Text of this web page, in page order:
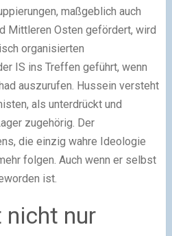
maßgeblich auch
Mittleren Osten gefördert, wird
organisierten
IS ins Treffen geführt, wenn
auszurufen. Hussein versteht
als unterdrückt und
zugehörig. Der
die einzig wahre Ideologie
folgen. Auch wenn er selbst
ist.
nicht nur